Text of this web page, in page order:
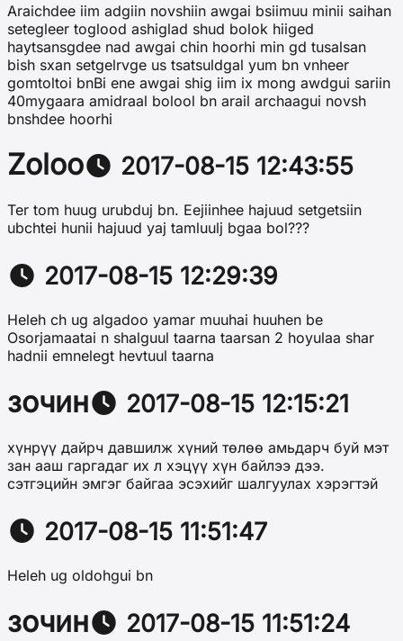
Araichdee iim adgiin novshiin awgai bsiimuu minii saihan
setegleer toglood ashiglad shud bolok hiiged
haytsansgdee nad awgai chin hoorhi min gd tusalsan
bish sxan setgelrvge us tsatsuldgal yum bn vnheer
gomtoltoi bnBi ene awgai shig iim ix mong awdgui sariin
40mygaara amidraal bolool bn arail archaagui novsh
bnshdee hoorhi
Zoloo 2017-08-15 12:43:55
Ter tom huug urubduj bn. Eejiinhee hajuud setgetsiin
ubchtei hunii hajuud yaj tamluulj bgaa bol???
2017-08-15 12:29:39
Heleh ch ug algadoo yamar muuhai huuhen be
Osorjamaatai n shalguul taarna taarsan 2 hoyulaa shar
hadnii emnelegt hevtuul taarna
зочин 2017-08-15 12:15:21
хүнрүү дайрч давшилж хүний төлөө амьдарч буй мэт
зан ааш гаргадаг их л хэцүү хүн байлээ дээ.
сэтгэцийн эмгэг байгаа эсэхийг шалгуулах хэрэгтэй
2017-08-15 11:51:47
Heleh ug oldohgui bn
зочин 2017-08-15 11:51:24